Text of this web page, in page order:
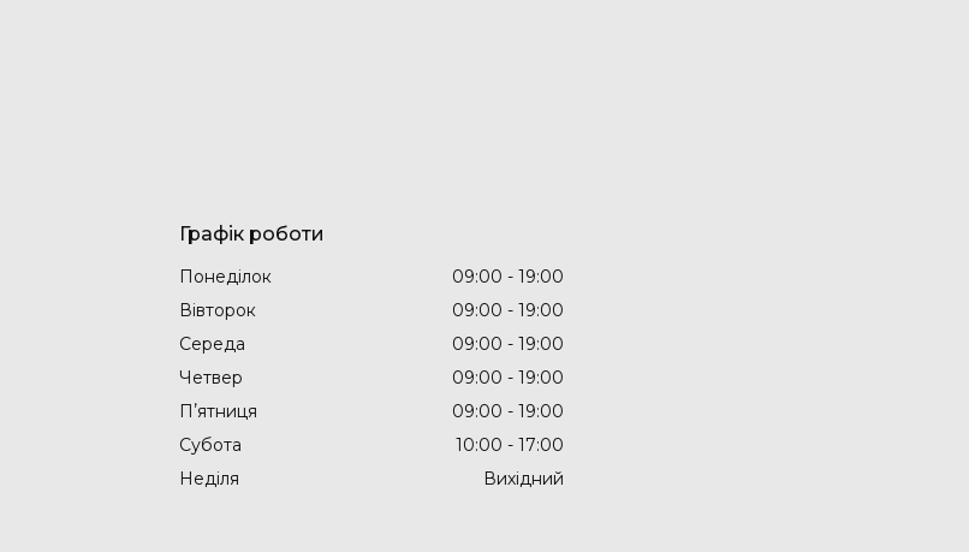
Графік роботи
Понеділок 09:00
19:00
Вівторок
09:00
19:00
Середа
09:00
19:00
Четвер
09:00
19:00
Пʼятниця
09:00
19:00
Субота
10:00
17:00
Неділя
Вихідний